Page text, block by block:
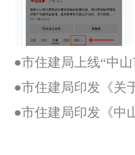
●市住建局上线“中
●市住建局印发《关
●市住建局印发《中